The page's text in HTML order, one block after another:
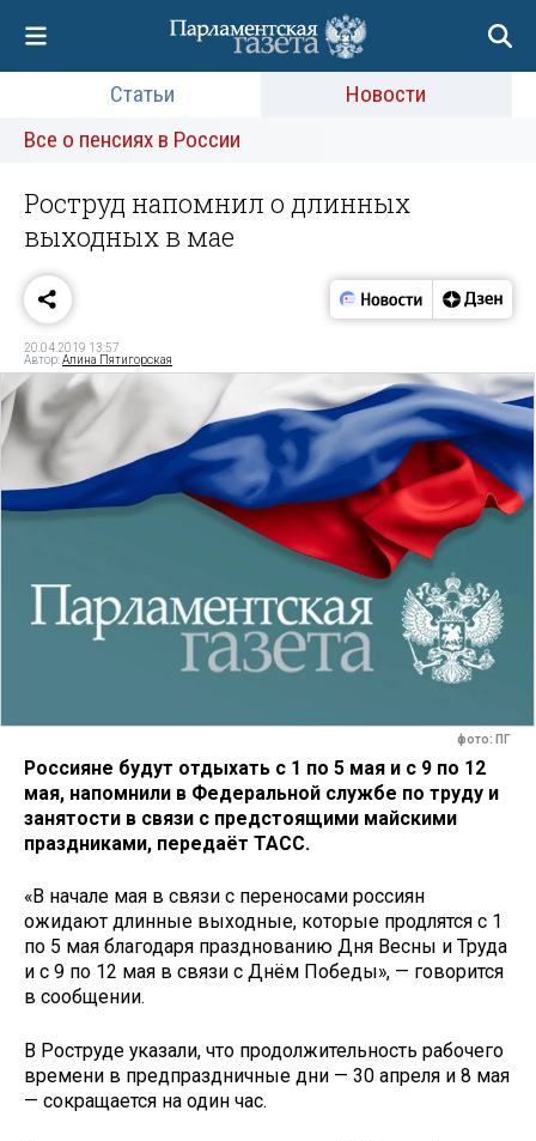
Статьи
Новости
Все о пенсиях в России
Роструд напомнил о длинных
выходных в мае
20.04.2019 13:57
Автор:Алина Пятигорская
фото: ПГ
Россияне будут отдыхать с 1 по 5 мая и с 9 по 12
мая, напомнили в Федеральной службе по труду и
занятости в связи с предстоящими майскими
праздниками, передаёт ТАСС.
«В начале мая в связи с переносами россиян
ожидают длинные выходные, которые продлятся с 1
по 5 мая благодаря празднованию Дня Весны и Труда
и с 9 по 12 мая в связи с Днём Победы», — говорится
в сообщении.
В Роструде указали, что продолжительность рабочего
времени в предпраздничные дни — 30 апреля и 8 мая
— сокращается на один час.